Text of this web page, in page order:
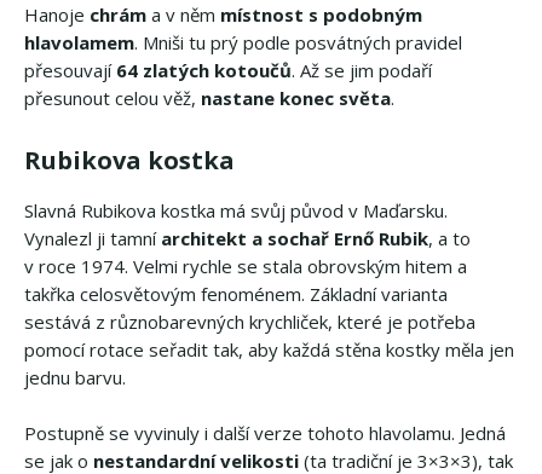
Hanoje chrám a v něm místnost s podobným
hlavolamem. Mniši tu prý podle posvátných pravidel
přesouvají 64 zlatých kotoučů. Až se jim podaří
přesunout celou věž, nastane konec světa.
Rubikova kostka
Slavná Rubikova kostka má svůj původ v Maďarsku.
Vynalezl ji tamní architekt a sochař Ernő Rubik, a to
v roce 1974. Velmi rychle se stala obrovským hitem a
takřka celosvětovým fenoménem. Základní varianta
sestává z různobarevných krychliček, které je potřeba
pomocí rotace seřadit tak, aby každá stěna kostky měla jen
jednu barvu.
Postupně se vyvinuly i další verze tohoto hlavolamu. Jedná
se jak o nestandardní velikosti (ta tradiční je 3×3×3), tak